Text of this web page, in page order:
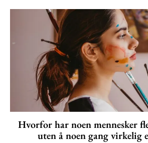
Hvorfor har noen mennesker
uten å noen gang virkelig